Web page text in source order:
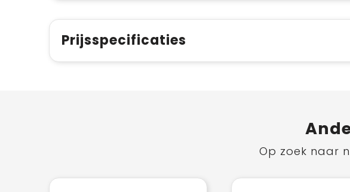
Prijsspecificaties
Op zoek naar